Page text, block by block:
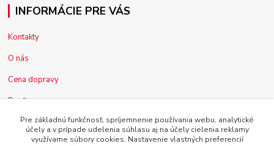
INFORMÁCIE PRE VÁS
Kontakty
O nás
Cena dopravy
Pre firmy
Reklamácia tovaru
Obchodné podmienky
Pre základnú funkčnosť, spríjemnenie používania webu, analytické
účely a v prípade udelenia súhlasu aj na účely cielenia reklamy
využívame súbory cookies. Nastavenie vlastných preferencií